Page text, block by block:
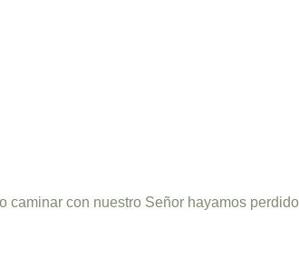
con nuestro Señor hayamos